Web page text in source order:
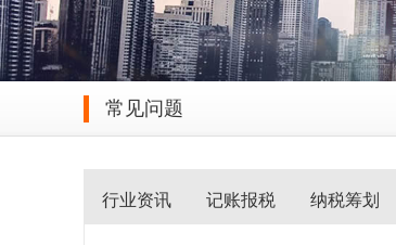
常见问题
行业资讯 记账报税 纳税筹划